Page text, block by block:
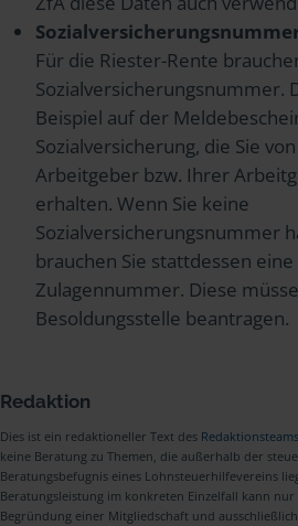
Für die Riester-Rente
Sozialversicherungsnummer.
Beispiel auf der
Sozialversicherung, die Sie
Arbeitgeber bzw. Ihrer
erhalten. Wenn Sie keine
Sozialversicherungsnummer
brauchen Sie stattdessen eine
Zulagennummer. Diese
Besoldungsstelle beantragen.
Redaktion
Dies ist ein redaktioneller Text des Redaktionsteams
keine Beratung zu Themen, die außerhalb der
Beratungsbefugnis eines Lohnsteuerhilfevereins
Beratungsleistung im konkreten Einzelfall kann nur
Begründung einer Mitgliedschaft und